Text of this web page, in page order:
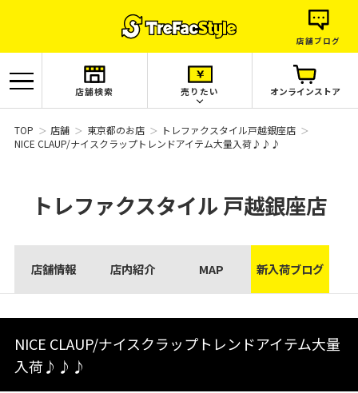
店舗ブログ
店舗検索 売りたい オンラインストア
TOP 店舗 東京都のお店
トレファクスタイル戸越銀座店
NICE CLAUP/ナイスクラップトレンドアイテム大量入荷♪♪♪
トレファクスタイル戸越銀座店
店舗情報 店内紹介 MAP 新入荷ブログ
NICE CLAUP/ナイスクラップトレンドアイテム大量
入荷♪♪♪